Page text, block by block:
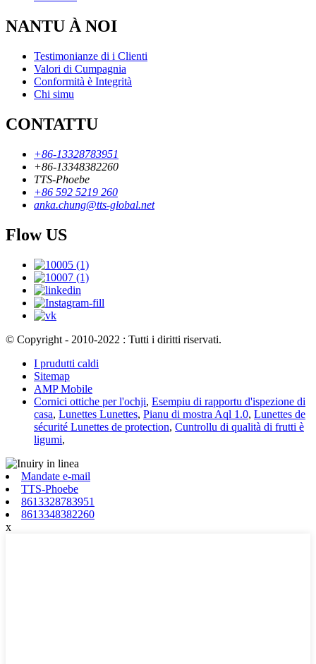
NANTU À NOI
Testimonianze di i Clienti
Valori di Cumpagnia
Conformità è Integrità
Chi simu
CONTATTU
+86-13328783951
+86-13348382260
TTS-Phoebe
+86 592 5219 260
anka.chung@tts-global.net
Flow US
© Copyright - 2010-2022 : Tutti i diritti riservati.
I prudutti caldi
Sitemap
AMP Mobile
Cornici ottiche per l'ochji, Esempiu di rapportu d'ispezione di
casa, Lunettes Lunettes, Pianu di mostra Aql 1.0, Lunettes de
sécurité Lunettes de protection, Cuntrollu di qualità di frutti è
ligumi,
Mandate e-mail
TTS-Phoebe
8613328783951
8613348382260
x